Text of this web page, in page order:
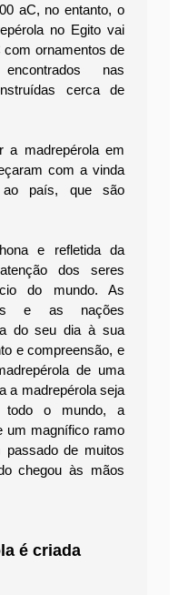
aC, no entanto, o
no Egito vai
com ornamentos de
nas
cerca de
a madrepérola em
com a vinda
ao país, que são
e refletida da
dos seres
do mundo.
As
e as nações
do seu dia à sua
e compreensão, e
de uma
a madrepérola seja
todo o mundo, a
um magnífico ramo
de muitos
chegou às mãos
é criada